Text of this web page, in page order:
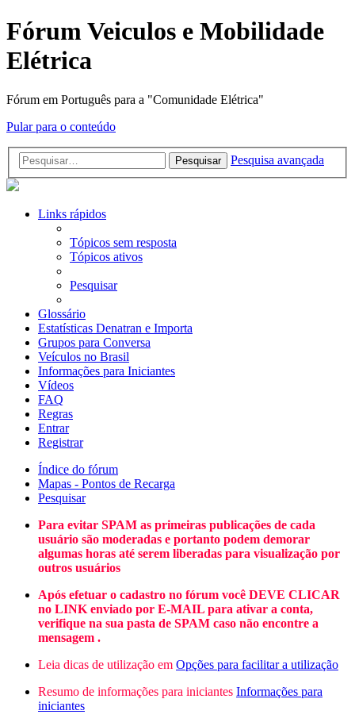
Fórum Veiculos e Mobilidade
Elétrica
Fórum em Português para a "Comunidade Elétrica"
Pular para o conteúdo
Pesquisar Pesquisa avançada
Links rápidos
Tópicos sem resposta
Tópicos ativos
Pesquisar
Glossário
Estatísticas Denatran e Importa
Grupos para Conversa
Veículos no Brasil
Informações para Iniciantes
Vídeos
FAQ
Regras
Entrar
Registrar
Índice do fórum
Mapas - Pontos de Recarga
Pesquisar
Para evitar SPAM as primeiras publicações de cada
usuário são moderadas e portanto podem demorar
algumas horas até serem liberadas para visualização por
outros usuários
Após efetuar o cadastro no fórum você DEVE CLICAR
no LINK enviado por E-MAIL para ativar a conta,
verifique na sua pasta de SPAM caso não encontre a
mensagem .
Leia dicas de utilização em Opções para facilitar a utilização
Resumo de informações para iniciantes Informações para
iniciantes